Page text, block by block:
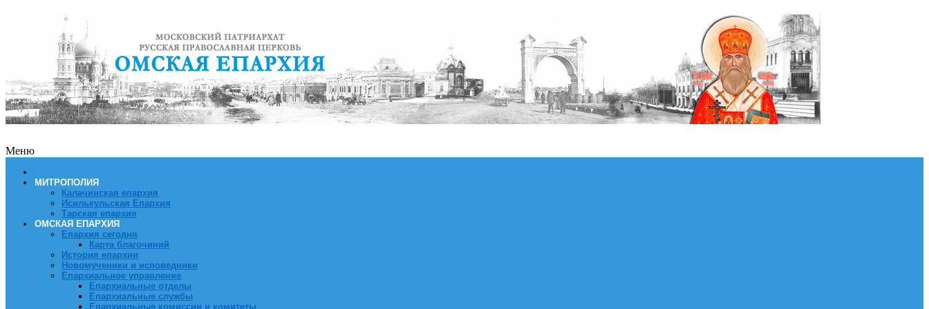
Меню
МИТРОПОЛИЯ
Калачинская епархия
Исилькульская Епархия
Тарская епархия
ОМСКАЯ ЕПАРХИЯ
Епархия сегодня
Карта благочиний
История епархии
Новомученики и исповедники
Епархиальное управление
Епархиальные отделы
Епархиальные службы
Епархиальные комиссии и комитеты